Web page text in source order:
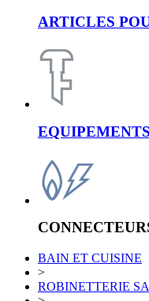
ARTICLES
BAIN ET CUISINE
>
ROBINETTERIE